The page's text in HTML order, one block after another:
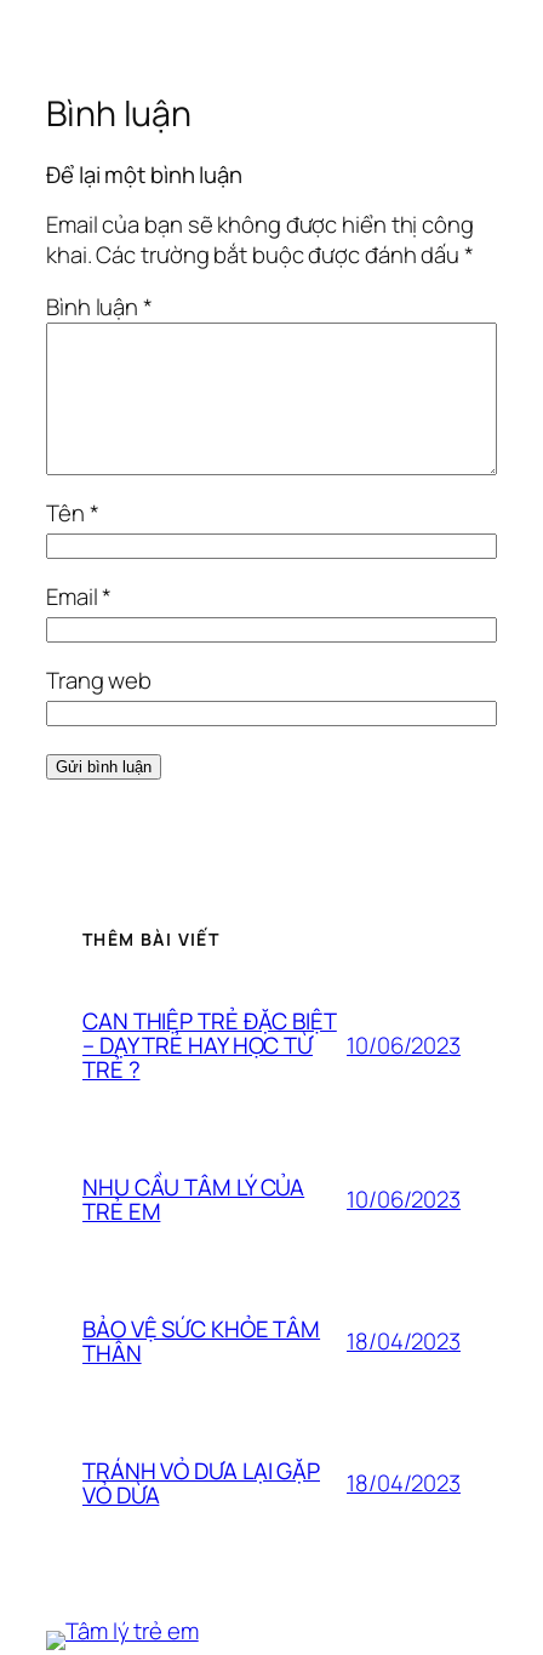
Bình luận
Để lại một bình luận
Email của bạn sẽ không được hiển thị công
khai.Các trường bắt buộc được đánh dấu*
Bình luận*
Tên*
Email*
Trang web
THÊM BÀI VIẾT
CAN THIỆP TRẺ ĐẶC BIỆT
– DẠY TRẺ HAY HỌC TỪ
TRẺ ?
10/06/2023
NHU CẦU TÂM LÝ CỦA
TRẺ EM 10/06/2023
BẢO VỆ SỨC KHỎE TÂM
THÂN 18/04/2023
TRÁNH VỎ DƯA LẠI GẶP
VỎ DỪA 18/04/2023